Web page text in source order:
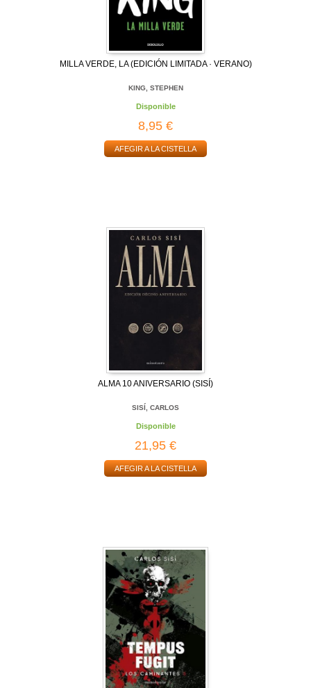
MILLA VERDE, LA (EDICIÓN LIMITADA · VERANO)
KING, STEPHEN
Disponible
8,95 €
AFEGIR A LA CISTELLA
ALMA 10 ANIVERSARIO (SISÍ)
SISÍ, CARLOS
Disponible
21,95 €
AFEGIR A LA CISTELLA